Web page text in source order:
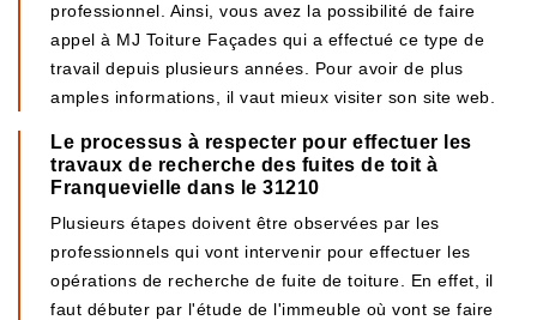
professionnel. Ainsi, vous avez la possibilité de faire
appel à MJ Toiture Façades qui a effectué ce type de
travail depuis plusieurs années. Pour avoir de plus
amples informations, il vaut mieux visiter son site web.
Le processus à respecter pour effectuer les
travaux de recherche des fuites de toit à
Franquevielle dans le 31210
Plusieurs étapes doivent être observées par les
professionnels qui vont intervenir pour effectuer les
opérations de recherche de fuite de toiture. En effet, il
faut débuter par l'étude de l'immeuble où vont se faire